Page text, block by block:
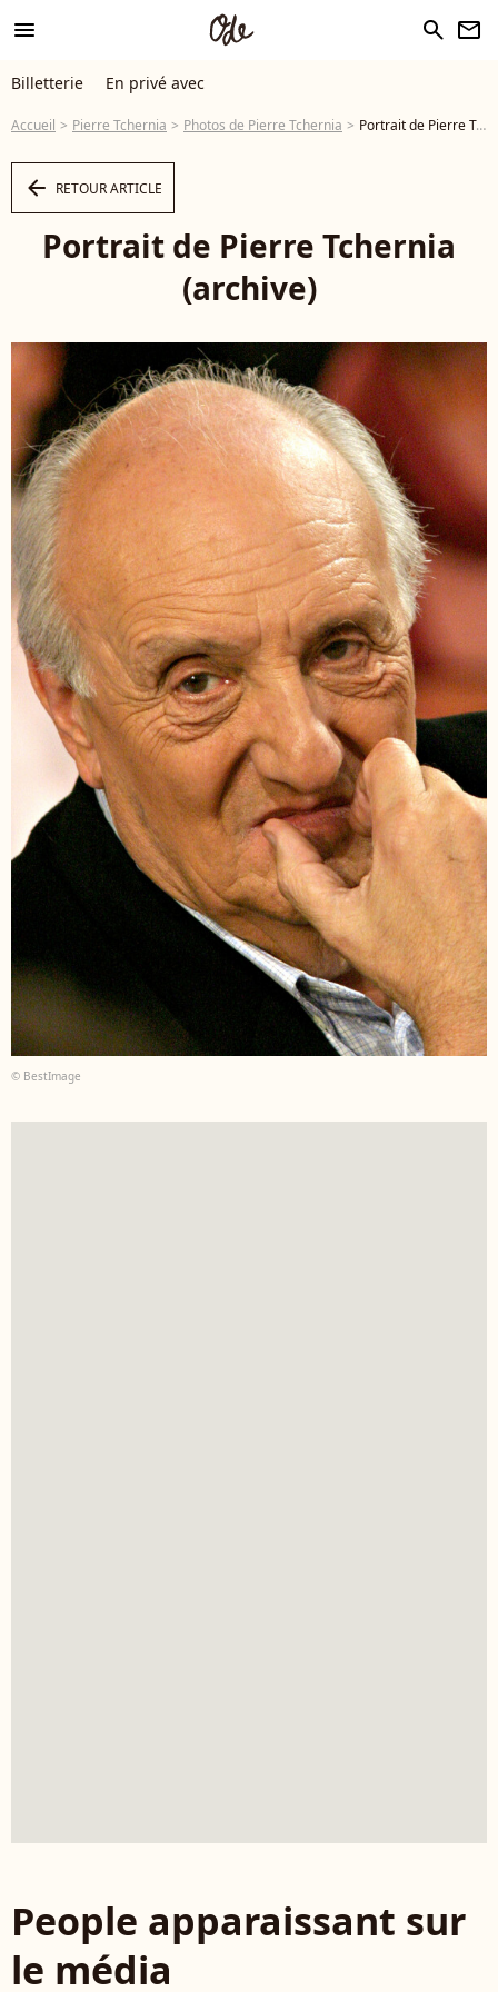
menu search newsletter
Billetterie En privé avec
Accueil Pierre Tchernia Photos de Pierre Tchernia Portrait de Pierre Tchernia (archive) - Photo
arrow_left RETOUR ARTICLE
Portrait de Pierre Tchernia
(archive)
© BestImage
People apparaissant sur
le média